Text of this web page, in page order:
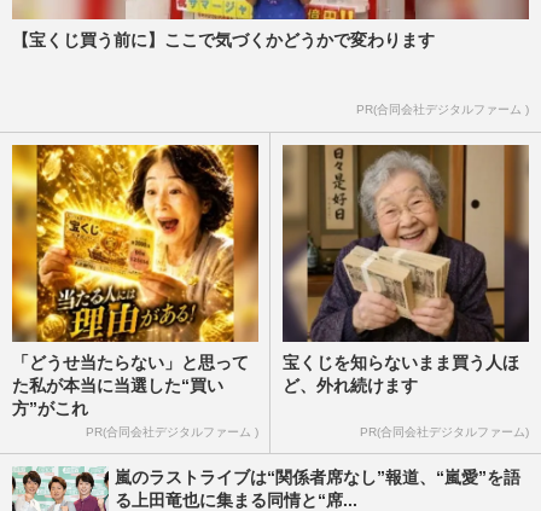
【宝くじ買う前に】ここで気づくかどうかで変わります
PR(合同会社デジタルファーム )
「どうせ当たらない」と思って
た私が本当に当選した“買い
方”がこれ
PR(合同会社デジタルファーム )
宝くじを知らないまま買う人ほ
ど、外れ続けます
PR(合同会社デジタルファーム)
嵐のラストライブは“関係者席なし”報道、“嵐愛”を語
る上田竜也に集まる同情と“席...